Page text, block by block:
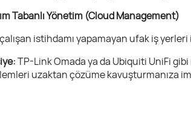
Tabanlı Yönetim (Cloud Management)
istihdamı yapamayan ufak iş
TP-Link Omada ya da Ubiquiti UniFi
uzaktan çözüme kavuşturmanıza